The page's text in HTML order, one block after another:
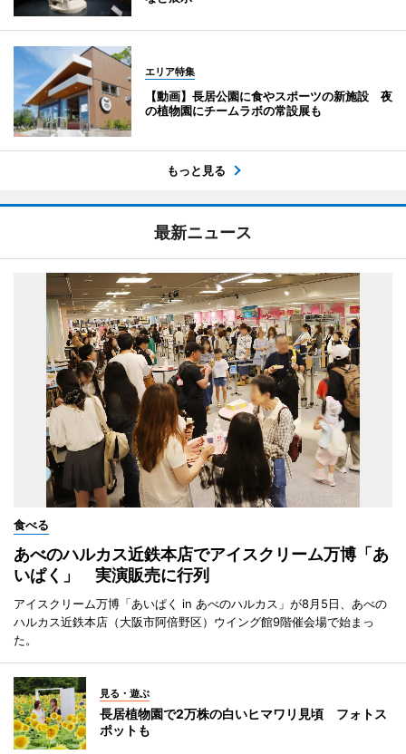
エリア特集
【動画】長居公園に食やスポーツの新施設 夜
の植物園にチームラボの常設展も
もっと見る
最新ニュース
食べる
あべのハルカス近鉄本店でアイスクリーム万博「あ
いぱく」 実演販売に行列
アイスクリーム万博「あいぱく in あべのハルカス」が8月5日、あべの
ハルカス近鉄本店（大阪市阿倍野区）ウイング館9階催会場で始まっ
た。
見る・遊ぶ
長居植物園で2万株の白いヒマワリ見頃 フォトス
ポットも